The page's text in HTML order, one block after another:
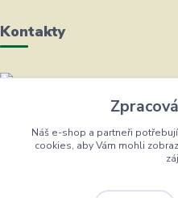
Kontakty
Helena Bayerová
+420 604 711 491
(Po-Čt, 8-16 hod.)
Náš e-shop a partneři potřebují
cookies, aby Vám mohli